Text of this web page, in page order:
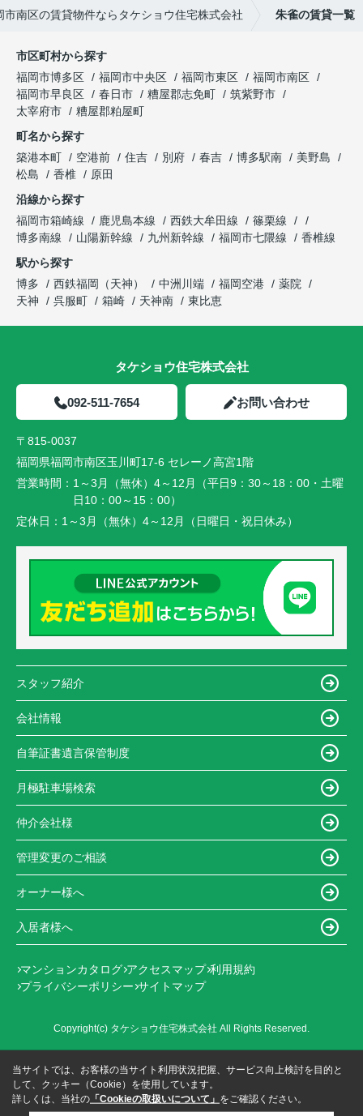
市南区の賃貸物件ならタケショウ住宅株式会社 朱雀の賃貸一覧
市区町村から探す
福岡市博多区
福岡市中央区 福岡市東区
福岡市南区
福岡市早良区
春日市 糟屋郡志免町
筑紫野市
太宰府市
糟屋郡粕屋町
町名から探す
築港本町
空港前 住吉 別府 春吉 博多駅南
美野島
松島
香椎
原田
沿線から探す
福岡市箱崎線
鹿児島本線 西鉄大牟田線
篠栗線
博多南線
山陽新幹線 九州新幹線 福岡市七隈線
香椎線
駅から探す
博多
西鉄福岡（天神） 中洲川端 福岡空港
薬院
天神
呉服町 箱崎 天神南 東比恵
タケショウ住宅株式会社
092-511-7654 お問い合わせ
〒815-0037
福岡県福岡市南区玉川町17-6 セレーノ高宮1階
営業時間： 1～3月（無休）4～12月（平日9：30～18：00・土曜
日10：00～15：00）
定休日： 1～3月（無休）4～12月（日曜日・祝日休み）
スタッフ紹介
会社情報
自筆証書遺言保管制度
月極駐車場検索
仲介会社様
管理変更のご相談
オーナー様へ
入居者様へ
マンションカタログ アクセスマップ 利用規約
プライバシーポリシー サイトマップ
Copyright(c) タケショウ住宅株式会社 All Rights Reserved.
当サイトでは、お客様の当サイト利用状況把握、サービス向上検討を目的と
して、クッキー（Cookie）を使用しています。
詳しくは、当社の 「Cookieの取扱いについて」 をご確認ください。